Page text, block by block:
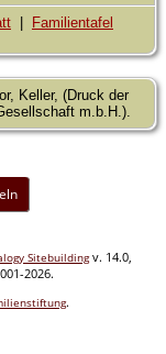
Familientafel
Keller, (Druck der
m.b.H.).
Sitebuildingv. 14.0,
2026.
.